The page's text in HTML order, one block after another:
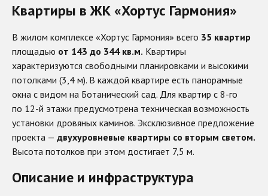
Квартиры в ЖК «Хортус Гармония»
В жилом комплексе «Хортус Гармония» всего 35 квартир
площадью от 143 до 344 кв.м. Квартиры
характеризуются свободными планировками и высокими
потолками (3,4 м). В каждой квартире есть панорамные
окна с видом на Ботанический сад. Для квартир с 8-го
по 12-й этажи предусмотрена техническая возможность
установки дровяных каминов. Эксклюзивное предложение
проекта — двухуровневые квартиры со вторым светом.
Высота потолков при этом достигает 7,5 м.
Описание и инфраструктура